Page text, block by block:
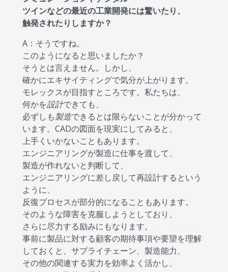
ツインなどの最近の工業開発には驚いたり、
触発されたりしますか？
A：そうですね。
このようになると思いましたか？
そうとは言えません。しかし、
確かにエキサイティングで気分が上がります。
モレックスが目指すところです。私たちは、
何かを設計できても、
必ずしも製造できるとは限らないことが分かって
います。CADの図面を現実にしてみると、
上手くいかないこともあります。
エンジニアリングが製造に仕事を渡して、
製造が作れないと判断して、
エンジニアリングに差し戻して再設計するという
ように、
反復プロセスが部分的になることもあります。
そのような障害を克服しようとしており、
さらに尽力する励みにもなります。
事前に製品に対する顧客の期待事項や要望を理解
しておくと、サプライチェーン、製造能力、
その他の関連する実力を効率よく活かし、